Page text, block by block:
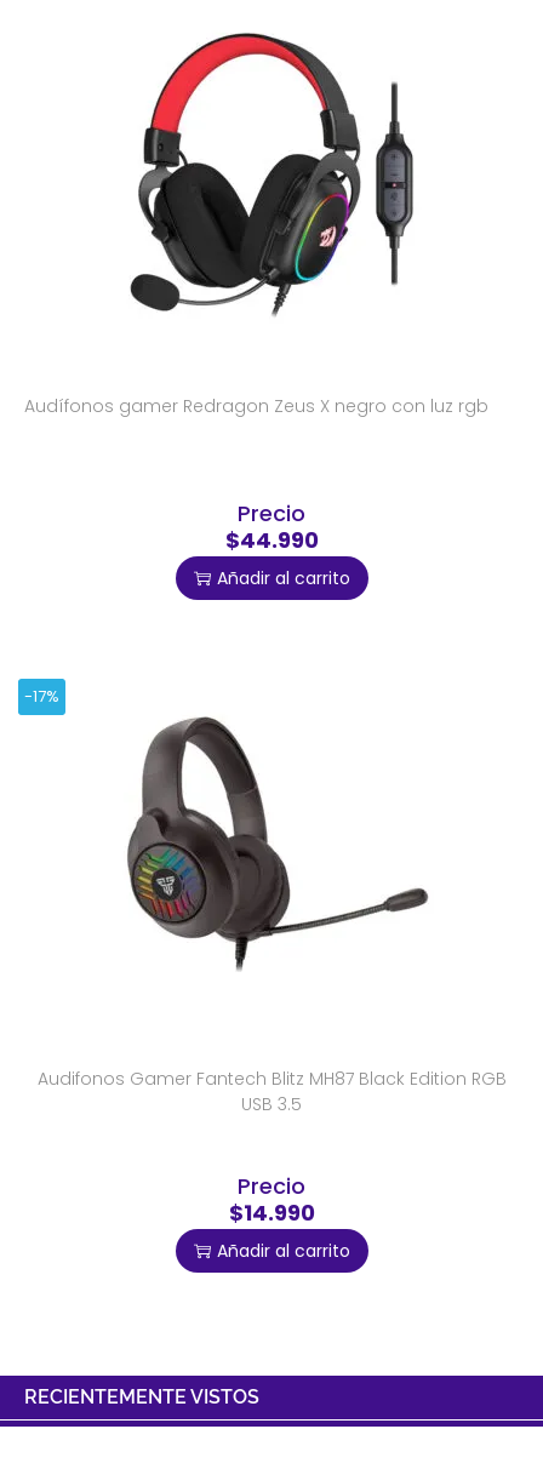
Audífonos gamer Redragon Zeus X negro con luz rgb
Precio
$44.990
Añadir al carrito
-17%
Audifonos Gamer Fantech Blitz MH87 Black Edition RGB
USB 3.5
Precio
$14.990
Añadir al carrito
RECIENTEMENTE VISTOS